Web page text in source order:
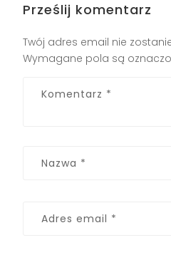
Prześlij komentarz
Twój adres email nie
Wymagane pola są